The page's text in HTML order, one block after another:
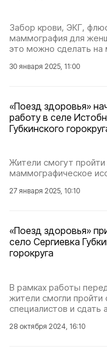
Забор крови, ЭКГ,
маммография для
это можно сделать на
30 января 2025, 11:00
«Поезд здоровья»
работу в селе
Губкинского
Жители смогут
маммографическое
27 января 2025, 10:10
«Поезд здоровья»
село Сергиевка
горокруга
В рамках работы
жители смогли пройти
специалистов и сдать
28 октября 2024, 16:10